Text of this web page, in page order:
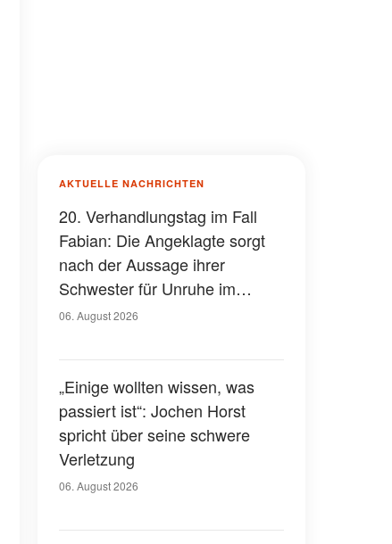
AKTUELLE NACHRICHTEN
20. Verhandlungstag im Fall
Fabian: Die Angeklagte sorgt
nach der Aussage ihrer
Schwester für Unruhe im
Gerichtssaal – was ist
06. August 2026
„Einige wollten wissen, was
passiert ist“: Jochen Horst
spricht über seine schwere
Verletzung
06. August 2026